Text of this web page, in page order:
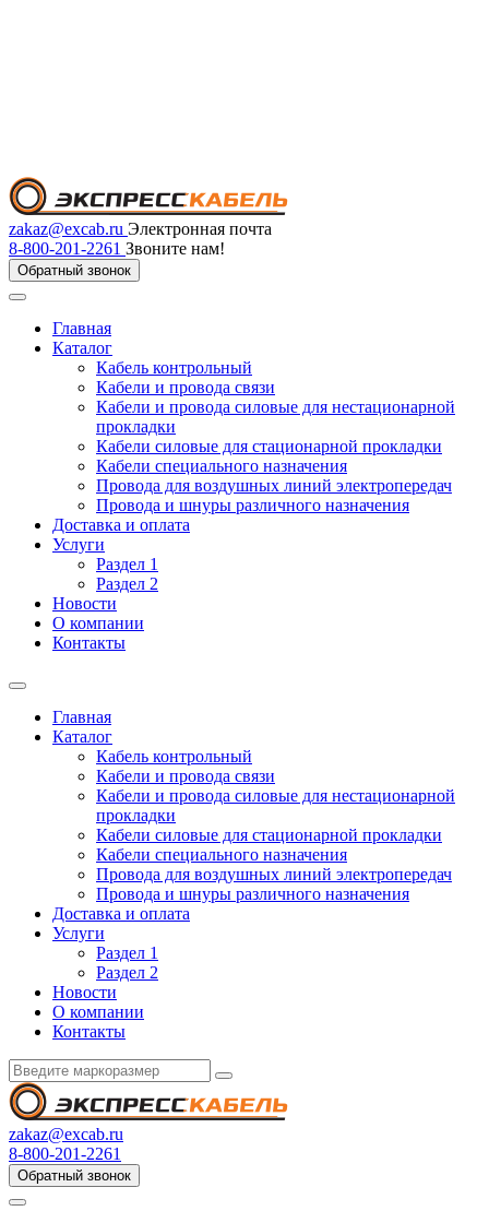
zakaz@excab.ru Электронная почта
8-800-201-2261 Звоните нам!
Обратный звонок
Главная
Каталог
Кабель контрольный
Кабели и провода связи
Кабели и провода силовые для нестационарной
прокладки
Кабели силовые для стационарной прокладки
Кабели специального назначения
Провода для воздушных линий электропередач
Провода и шнуры различного назначения
Доставка и оплата
Услуги
Раздел 1
Раздел 2
Новости
О компании
Контакты
Главная
Каталог
Кабель контрольный
Кабели и провода связи
Кабели и провода силовые для нестационарной
прокладки
Кабели силовые для стационарной прокладки
Кабели специального назначения
Провода для воздушных линий электропередач
Провода и шнуры различного назначения
Доставка и оплата
Услуги
Раздел 1
Раздел 2
Новости
О компании
Контакты
zakaz@excab.ru
8-800-201-2261
Обратный звонок